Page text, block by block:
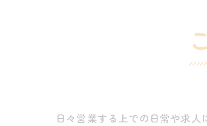
日々営業する上での日常や求